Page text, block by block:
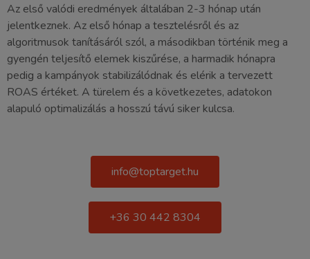
Az első valódi eredmények általában 2-3 hónap után
jelentkeznek. Az első hónap a tesztelésről és az
algoritmusok tanításáról szól, a másodikban történik meg a
gyengén teljesítő elemek kiszűrése, a harmadik hónapra
pedig a kampányok stabilizálódnak és elérik a tervezett
ROAS értéket. A türelem és a következetes, adatokon
alapuló optimalizálás a hosszú távú siker kulcsa.
info@toptarget.hu
+36 30 442 8304